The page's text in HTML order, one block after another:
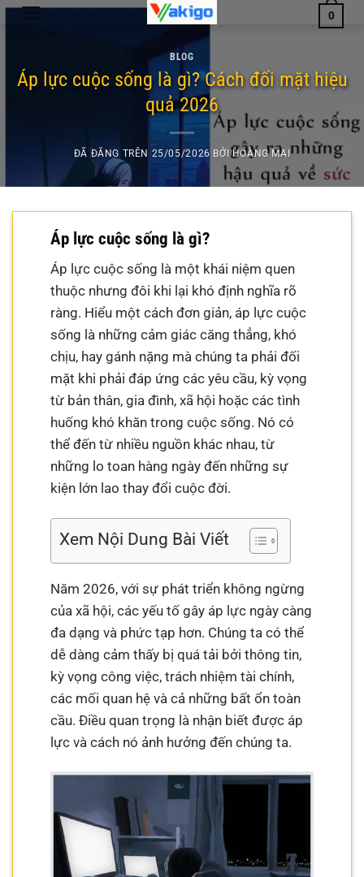
Chuyển
dung
0
BLOG
Áp lực cuộc sống là gì? Cách đối mặt hiệu
quả 2026
ĐÃ ĐĂNG TRÊN 25/05/2026 BỞIHOÀNG MAI
Áp lực cuộc sống là gì?
Áp lực cuộc sống là một khái niệm quen
thuộc nhưng đôi khi lại khó định nghĩa rõ
ràng. Hiểu một cách đơn giản, áp lực cuộc
sống là những cảm giác căng thẳng, khó
chịu, hay gánh nặng mà chúng ta phải đối
mặt khi phải đáp ứng các yêu cầu, kỳ vọng
từ bản thân, gia đình, xã hội hoặc các tình
huống khó khăn trong cuộc sống. Nó có
thể đến từ nhiều nguồn khác nhau, từ
những lo toan hàng ngày đến những sự
kiện lớn lao thay đổi cuộc đời.
Xem Nội Dung Bài Viết
Năm 2026, với sự phát triển không ngừng
của xã hội, các yếu tố gây áp lực ngày càng
đa dạng và phức tạp hơn. Chúng ta có thể
dễ dàng cảm thấy bị quá tải bởi thông tin,
kỳ vọng công việc, trách nhiệm tài chính,
các mối quan hệ và cả những bất ổn toàn
cầu. Điều quan trọng là nhận biết được áp
lực và cách nó ảnh hưởng đến chúng ta.